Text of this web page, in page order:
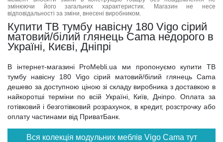
змінюючи його загальних характеристик. Магазин не несе
відповідальності за зміни, внесені виробником.
Купити ТВ тумбу навісну 180 Vigo сірий
матовий/білий глянець Cama недорого в
Україні, Києві, Дніпрі
В інтернет-магазині ProMebli.ua ми пропонуємо купити ТВ
тумбу навісну 180 Vigo сірий матовий/білий глянець Cama
дешево за доступною ціною зі складу виробника з доставкою в
найкоротші терміни по всій Україні, Київ, Дніпро. Оплата за
готівковий і безготівковий розрахунок, в кредит, розстрочку або
оплату частинами від ПриватБанк.
Вся колекція модульних меблів Vigo Cama тут